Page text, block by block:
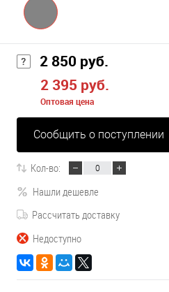
2 850 руб.
2 395 руб.
Оптовая цена
Сообщить о поступлении
Кол-во:
Нашли дешевле
Рассчитать доставку
Недоступно